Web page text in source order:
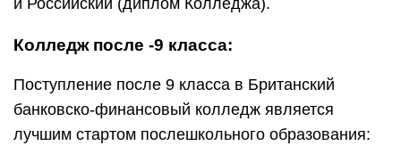
и Российский (диплом Колледжа).
Колледж после -9 класса:
Поступление после 9 класса в Британский
банковско-финансовый колледж является
лучшим стартом послешкольного образования: